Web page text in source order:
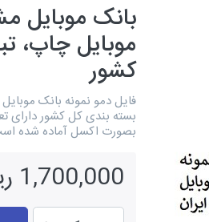
بانک موبایل
موبایل چاپ،
کشور
فایل دمو نمونه بانک
بصورت اکسل آماده شده
1,700,000 ریال